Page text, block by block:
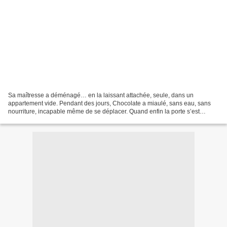
Sa maîtresse a déménagé… en la laissant attachée, seule, dans un
appartement vide. Pendant des jours, Chocolate a miaulé, sans eau, sans
nourriture, incapable même de se déplacer. Quand enfin la porte s’est